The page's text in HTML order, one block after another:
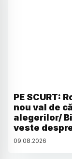
PE SCURT:
nou val de
alegerilor/
veste
09.08.2026